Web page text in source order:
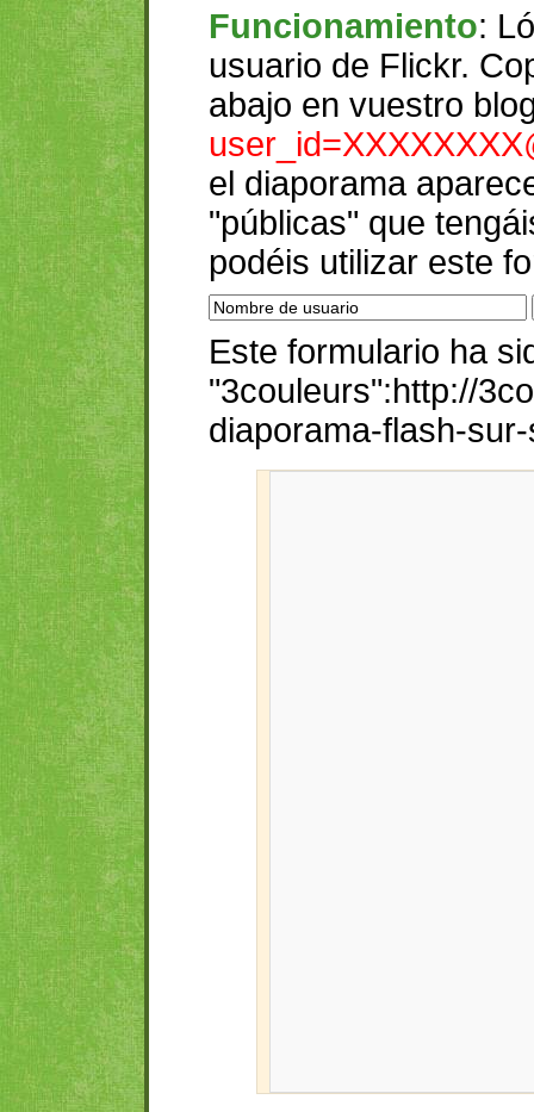
Funcionamiento:
usuario de Flickr.
abajo en vuestro
el diaporama
"públicas" que
podéis utilizar este
Este formulario ha
"3couleurs":http://
diaporama-flash-